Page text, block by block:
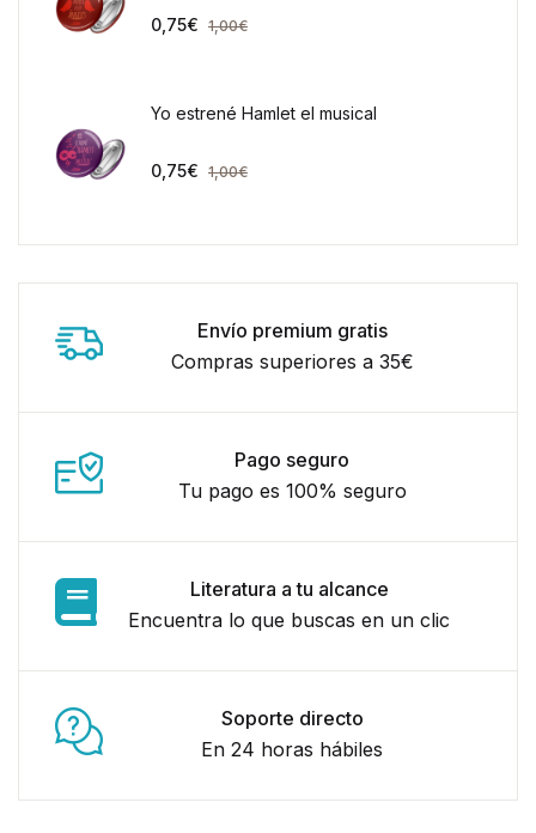
0,75€ 1,00€
Yo estrené Hamlet el musical
0,75€ 1,00€
Envío premium gratis
Compras superiores a 35€
Pago seguro
Tu pago es 100% seguro
Literatura a tu alcance
Encuentra lo que buscas en un clic
Soporte directo
En 24 horas hábiles